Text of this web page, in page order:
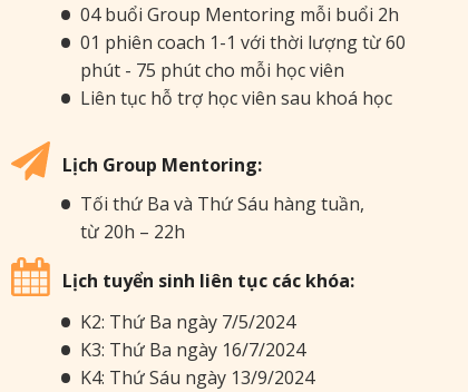
04 buổi Group Mentoring mỗi buổi 2h
01 phiên coach 1-1 với thời lượng từ 60
phút - 75 phút cho mỗi học viên
Liên tục hỗ trợ học viên sau khoá học
Lịch Group Mentoring:
Tối thứ Ba và Thứ Sáu hàng tuần,
từ 20h – 22h
Lịch tuyển sinh liên tục các khóa:
K2: Thứ Ba ngày 7/5/2024
K3: Thứ Ba ngày 16/7/2024
K4: Thứ Sáu ngày 13/9/2024